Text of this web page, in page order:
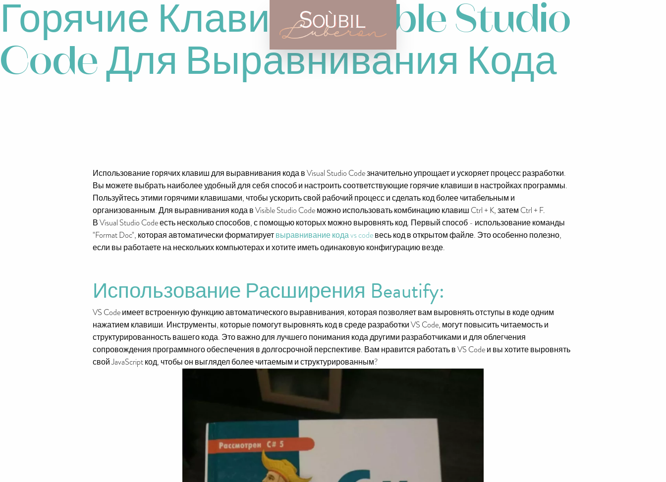
Горячие Клавиши Visible Studio
Code Для Выравнивания Кода
Использование горячих клавиш для выравнивания кода в Visual Studio Code значительно упрощает и ускоряет процесс разработки.
Вы можете выбрать наиболее удобный для себя способ и настроить соответствующие горячие клавиши в настройках программы.
Пользуйтесь этими горячими клавишами, чтобы ускорить свой рабочий процесс и сделать код более читабельным и
организованным. Для выравнивания кода в Visible Studio Code можно использовать комбинацию клавиш Ctrl + K, затем Ctrl + F.
В Visual Studio Code есть несколько способов, с помощью которых можно выровнять код. Первый способ - использование команды
"Format Doc", которая автоматически форматируетвыравнивание кода vs codeвесь код в открытом файле. Это особенно полезно,
если вы работаете на нескольких компьютерах и хотите иметь одинаковую конфигурацию везде.
Использование Расширения Beautify:
VS Code имеет встроенную функцию автоматического выравнивания, которая позволяет вам выровнять отступы в коде одним
нажатием клавиши. Инструменты, которые помогут выровнять код в среде разработки VS Code, могут повысить читаемость и
структурированность вашего кода. Это важно для лучшего понимания кода другими разработчиками и для облегчения
сопровождения программного обеспечения в долгосрочной перспективе. Вам нравится работать в VS Code и вы хотите выровнять
свой JavaScript код, чтобы он выглядел более читаемым и структурированным?